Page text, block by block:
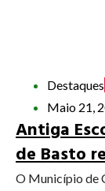
Destaques
Maio 21,
Antiga
de Basto
O Município de